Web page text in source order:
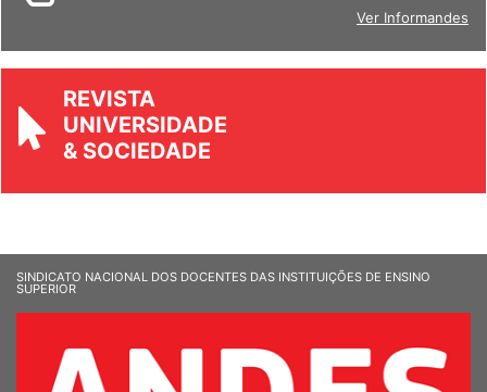
Ver Informandes
REVISTA
UNIVERSIDADE
& SOCIEDADE
SINDICATO NACIONAL DOS DOCENTES DAS INSTITUIÇÕES DE ENSINO
SUPERIOR